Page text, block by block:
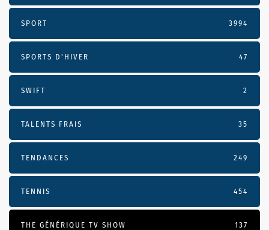
SPORT 3994
SPORTS D'HIVER 47
SWIFT 2
TALENTS FRAIS 35
TENDANCES 249
TENNIS 454
THE GÉNÉRIQUE TV SHOW 137